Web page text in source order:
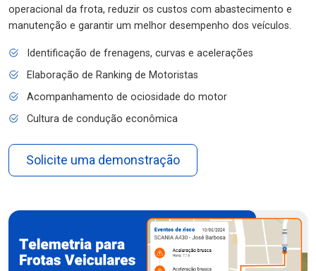
operacional da frota, reduzir os custos com abastecimento e
manutenção e garantir um melhor desempenho dos veículos.
Identificação de frenagens, curvas e acelerações
Elaboração de Ranking de Motoristas
Acompanhamento de ociosidade do motor
Cultura de condução econômica
Solicite uma demonstração